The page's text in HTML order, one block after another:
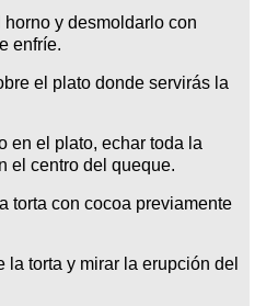
y desmoldarlo con
enfríe.
el plato donde servirás la
en el plato, echar toda la
el centro del queque.
torta con cocoa previamente
la torta y mirar la erupción del